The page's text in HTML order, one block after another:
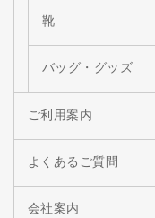
靴
バッグ・グッズ
ご利用案内
よくあるご質問
会社案内